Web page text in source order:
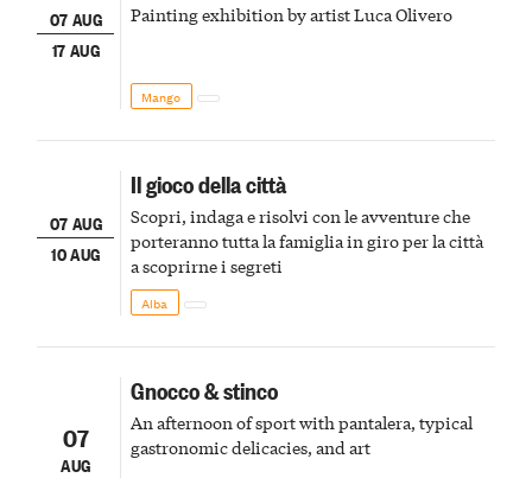
07 AUG
17 AUG
Painting exhibition by artist Luca Olivero
Mango
07 AUG
10 AUG
Il gioco della città
Scopri, indaga e risolvi con le avventure che
porteranno tutta la famiglia in giro per la città
a scoprirne i segreti
Alba
07
AUG
Gnocco & stinco
An afternoon of sport with pantalera, typical
gastronomic delicacies, and art